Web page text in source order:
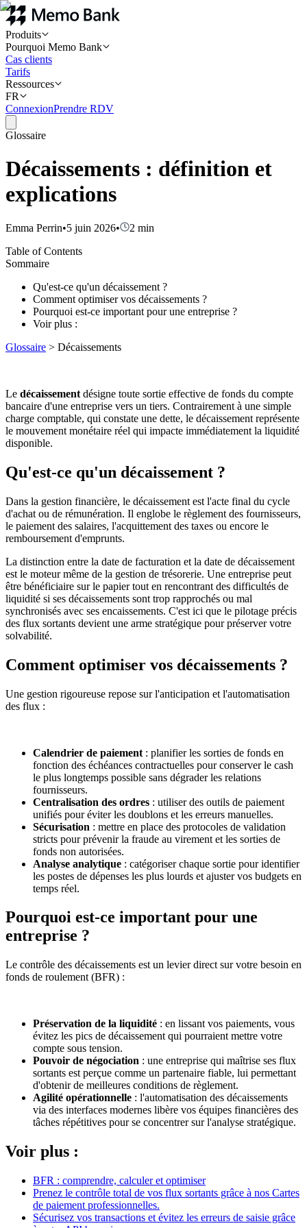
Produits
Pourquoi Memo Bank
Cas clients
Tarifs
Ressources
FR
ConnexionPrendre RDV
Glossaire
Décaissements : définition et
explications
Emma Perrin•5 juin 2026• 2 min
Table of Contents
Sommaire
Qu'est-ce qu'un décaissement ?
Comment optimiser vos décaissements ?
Pourquoi est-ce important pour une entreprise ?
Voir plus :
Glossaire > Décaissements
Le décaissement désigne toute sortie effective de fonds du compte
bancaire d'une entreprise vers un tiers. Contrairement à une simple
charge comptable, qui constate une dette, le décaissement représente
le mouvement monétaire réel qui impacte immédiatement la liquidité
disponible.
Qu'est-ce qu'un décaissement ?
Dans la gestion financière, le décaissement est l'acte final du cycle
d'achat ou de rémunération. Il englobe le règlement des fournisseurs,
le paiement des salaires, l'acquittement des taxes ou encore le
remboursement d'emprunts.
La distinction entre la date de facturation et la date de décaissement
est le moteur même de la gestion de trésorerie. Une entreprise peut
être bénéficiaire sur le papier tout en rencontrant des difficultés de
liquidité si ses décaissements sont trop rapprochés ou mal
synchronisés avec ses encaissements. C'est ici que le pilotage précis
des flux sortants devient une arme stratégique pour préserver votre
solvabilité.
Comment optimiser vos décaissements ?
Une gestion rigoureuse repose sur l'anticipation et l'automatisation
des flux :
Calendrier de paiement : planifier les sorties de fonds en
fonction des échéances contractuelles pour conserver le cash
le plus longtemps possible sans dégrader les relations
fournisseurs.
Centralisation des ordres : utiliser des outils de paiement
unifiés pour éviter les doublons et les erreurs manuelles.
Sécurisation : mettre en place des protocoles de validation
stricts pour prévenir la fraude au virement et les sorties de
fonds non autorisées.
Analyse analytique : catégoriser chaque sortie pour identifier
les postes de dépenses les plus lourds et ajuster vos budgets en
temps réel.
Pourquoi est-ce important pour une
entreprise ?
Le contrôle des décaissements est un levier direct sur votre besoin en
fonds de roulement (BFR) :
Préservation de la liquidité : en lissant vos paiements, vous
évitez les pics de décaissement qui pourraient mettre votre
compte sous tension.
Pouvoir de négociation : une entreprise qui maîtrise ses flux
sortants est perçue comme un partenaire fiable, lui permettant
d'obtenir de meilleures conditions de règlement.
Agilité opérationnelle : l'automatisation des décaissements
via des interfaces modernes libère vos équipes financières des
tâches répétitives pour se concentrer sur l'analyse stratégique.
Voir plus :
BFR : comprendre, calculer et optimiser
Prenez le contrôle total de vos flux sortants grâce à nos Cartes
de paiement professionnelles.
Sécurisez vos transactions et évitez les erreurs de saisie grâce